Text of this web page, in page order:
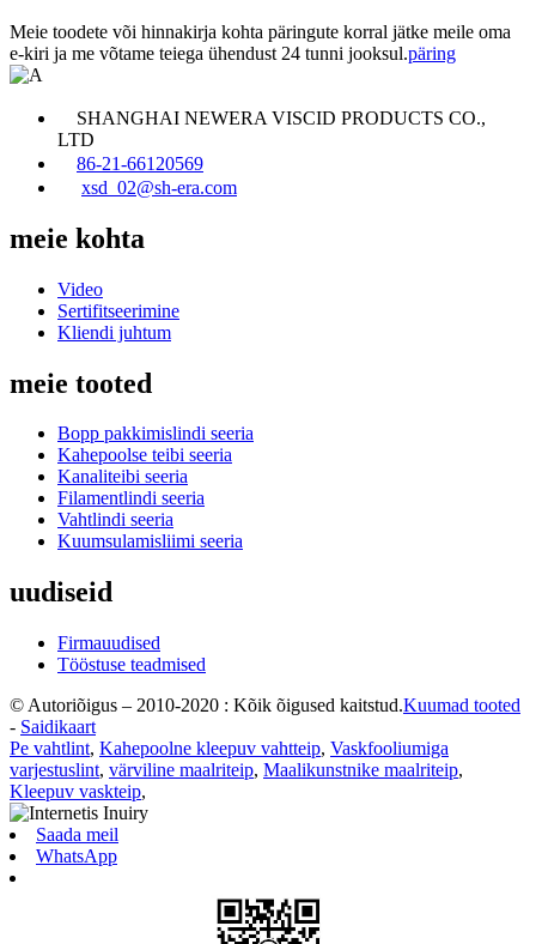
Meie toodete või hinnakirja kohta päringute korral jätke meile oma
e-kiri ja me võtame teiega ühendust 24 tunni jooksul.päring
SHANGHAI NEWERA VISCID PRODUCTS CO.,
LTD
86-21-66120569
xsd_02@sh-era.com
meie kohta
Video
Sertifitseerimine
Kliendi juhtum
meie tooted
Bopp pakkimislindi seeria
Kahepoolse teibi seeria
Kanaliteibi seeria
Filamentlindi seeria
Vahtlindi seeria
Kuumsulamisliimi seeria
uudiseid
Firmauudised
Tööstuse teadmised
© Autoriõigus – 2010-2020 : Kõik õigused kaitstud.Kuumad tooted
- Saidikaart
Pe vahtlint, Kahepoolne kleepuv vahtteip, Vaskfooliumiga
varjestuslint, värviline maalriteip, Maalikunstnike maalriteip,
Kleepuv vaskteip,
Saada meil
WhatsApp